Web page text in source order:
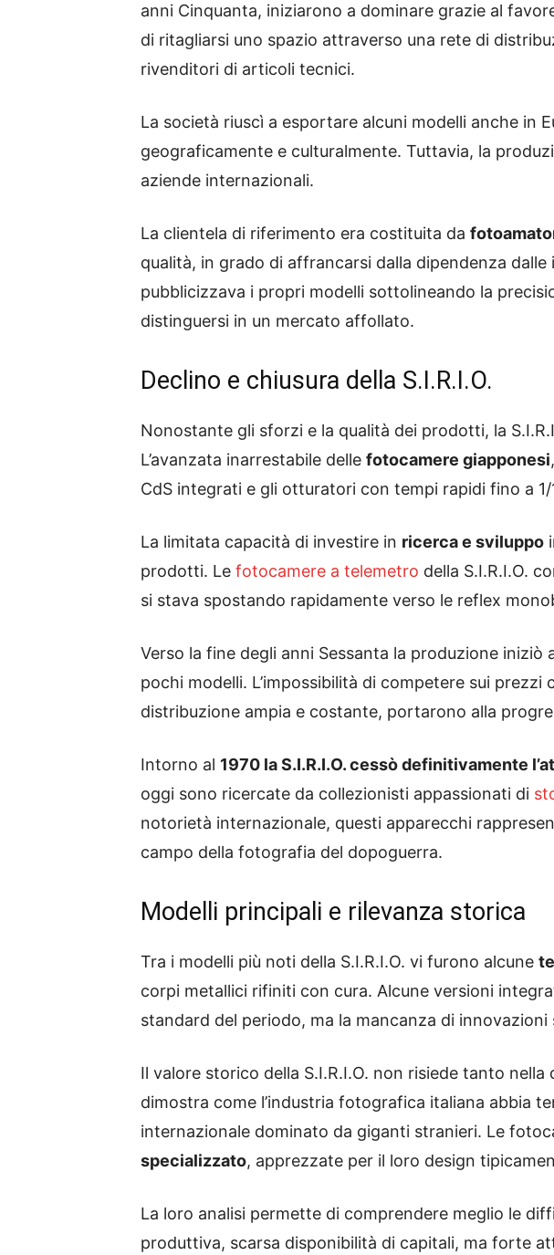
anni Cinquanta, iniziarono a dominare grazie al
di ritagliarsi uno spazio attraverso una rete di
rivenditori di articoli tecnici.
La società riuscì a esportare alcuni modelli anche in
geograficamente e culturalmente. Tuttavia, la
aziende internazionali.
La clientela di riferimento era costituita da
qualità, in grado di affrancarsi dalla dipendenza
pubblicizzava i propri modelli sottolineando la
distinguersi in un mercato affollato.
Declino e chiusura della S.I.R.I.O.
Nonostante gli sforzi e la qualità dei prodotti, la
L’avanzata inarrestabile delle fotocamere giapponesi
CdS integrati e gli otturatori con tempi rapidi fino a
La limitata capacità di investire in ricerca e sviluppo
prodotti. Le fotocamere a telemetro della S.I.R.I.O.
si stava spostando rapidamente verso le reflex
Verso la fine degli anni Sessanta la produzione
pochi modelli. L’impossibilità di competere sui
distribuzione ampia e costante, portarono alla
Intorno al 1970 la S.I.R.I.O. cessò definitivamente
oggi sono ricercate da collezionisti appassionati di
notorietà internazionale, questi apparecchi
campo della fotografia del dopoguerra.
Modelli principali e rilevanza storica
Tra i modelli più noti della S.I.R.I.O. vi furono alcune
corpi metallici rifiniti con cura. Alcune versioni
standard del periodo, ma la mancanza di
Il valore storico della S.I.R.I.O. non risiede tanto
dimostra come l’industria fotografica italiana abbia
internazionale dominato da giganti stranieri. Le
specializzato, apprezzate per il loro design
La loro analisi permette di comprendere meglio le
produttiva, scarsa disponibilità di capitali, ma forte